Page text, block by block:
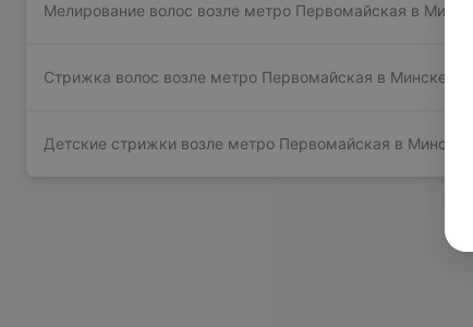
Мелирование волос возле метро Первомайская в Минске
Стрижка волос возле метро Первомайская в Минске
Детские стрижки возле метро Первомайская в Минске